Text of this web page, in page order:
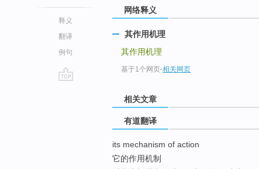
释义
翻译
例句
网络释义
其作用机理
其作用机理
基于1个网页-相关网页
相关文章
有道翻译
its mechanism of action
它的作用机制